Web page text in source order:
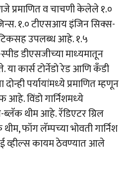
प्रमाणित व चाचणी केलेले १.०
१.० टीएसआय इंजिन सिक्‍स-
उपलब्‍ध आहे. १.५
डीएसजीच्‍या माध्‍यमातून
या कार्स टोर्नेडो रेड आणि कँडी
पर्यायांमध्‍ये प्रमाणित म्‍हणून
आहे. विंडो गार्निशमध्‍ये
थीम आहे. रॅडिएटर ग्रिल
फॉग लॅम्‍पच्‍या भोवती गार्निश
कायम ठेवण्‍यात आले